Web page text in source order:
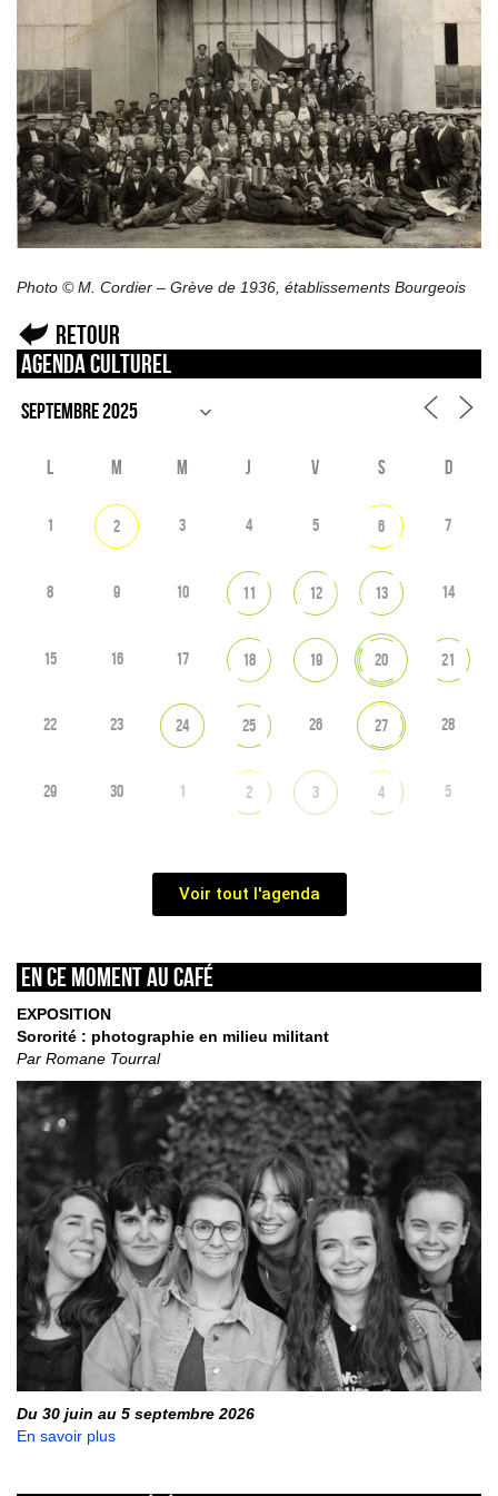
Photo © M. Cordier – Grève de 1936, établissements Bourgeois
Retour
Agenda culturel
L M M J V S D
1 2 3 4 5 6 7
8 9 10 11 12 13 14
15 16 17 18 19 20 21
22 23 24 25 26 27 28
29 30 1 2 3 4 5
Voir tout l'agenda
En ce moment au café
EXPOSITION
Sororité : photographie en milieu militant
Par Romane Tourral
Du 30 juin au 5 septembre 2026
En savoir plus